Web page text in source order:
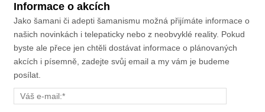
Informace o akcích
Jako šamani či adepti šamanismu možná přijímáte informace o
našich novinkách i telepaticky nebo z neobvyklé reality. Pokud
byste ale přece jen chtěli dostávat informace o plánovaných
akcích i písemně, zadejte svůj email a my vám je budeme
posílat.